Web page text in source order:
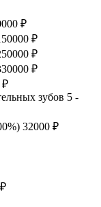
₽
₽
₽
₽
₽
зубов 5 -
32000 ₽